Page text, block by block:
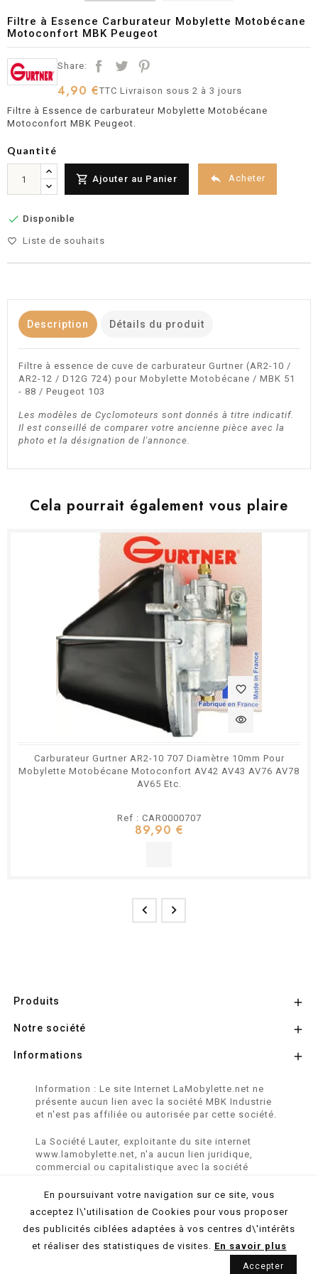
Filtre à Essence Carburateur Mobylette Motobécane
Motoconfort MBK Peugeot
Share:
4,90 €TTCLivraison sous 2 à 3 jours
Filtre à Essence de carburateur Mobylette Motobécane
Motoconfort MBK Peugeot.
Quantité
 Ajouter au Panier  Acheter
 Disponible
favorite_border Liste de souhaits
Description Détails du produit
Filtre à essence de cuve de carburateur Gurtner (AR2-10 /
AR2-12 / D12G 724) pour Mobylette Motobécane / MBK 51
- 88 / Peugeot 103
Les modèles de Cyclomoteurs sont donnés à titre indicatif.
Il est conseillé de comparer votre ancienne pièce avec la
photo et la désignation de l'annonce.
Cela pourrait également vous plaire
favorite_border
visibility
Carburateur Gurtner AR2-10 707 Diamètre 10mm Pour
Mobylette Motobécane Motoconfort AV42 AV43 AV76 AV78
AV65 Etc.
Ref : CAR0000707
89,90 €
 
Produits 
Notre société 
Informations 
Information : Le site Internet LaMobylette.net ne
présente aucun lien avec la société MBK Industrie
et n'est pas affiliée ou autorisée par cette société.
La Société Lauter, exploitante du site internet
www.lamobylette.net, n'a aucun lien juridique,
commercial ou capitalistique avec la société
marques SOLEX, VELOSOLEX, SOLEXINE et E-
© 2026 LaMobylette.Net - Réalisation : ProduNet Informatique
En poursuivant votre navigation sur ce site, vous
acceptez l\'utilisation de Cookies pour vous proposer
des publicités ciblées adaptées à vos centres d\'intérêts
et réaliser des statistiques de visites. En savoir plus
Accepter